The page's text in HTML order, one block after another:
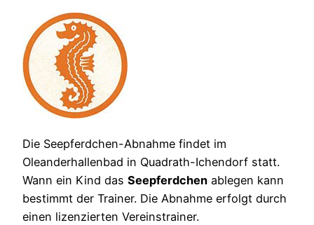
Die Seepferdchen-Abnahme findet im
Oleanderhallenbad in Quadrath-Ichendorf statt.
Wann ein Kind das Seepferdchen ablegen kann
bestimmt der Trainer. Die Abnahme erfolgt durch
einen lizenzierten Vereinstrainer.